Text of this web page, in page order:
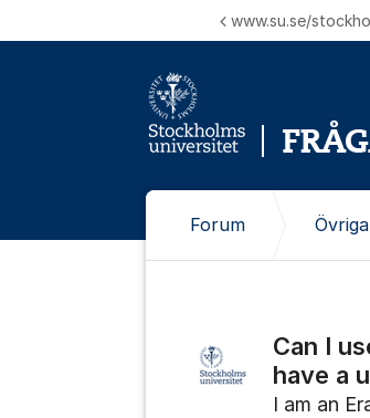
www.su.se/
Forum
Can I
have a
I am an